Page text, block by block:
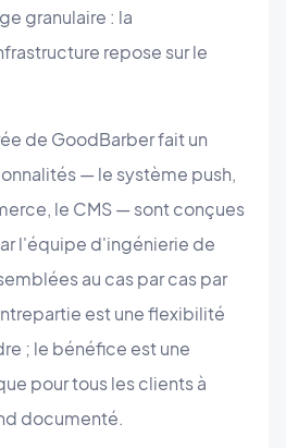
granulaire : la
repose sur le
de GoodBarber fait un
— le système push,
le CMS — sont conçues
l'équipe d'ingénierie de
au cas par cas par
est une flexibilité
; le bénéfice est une
pour tous les clients à
documenté.